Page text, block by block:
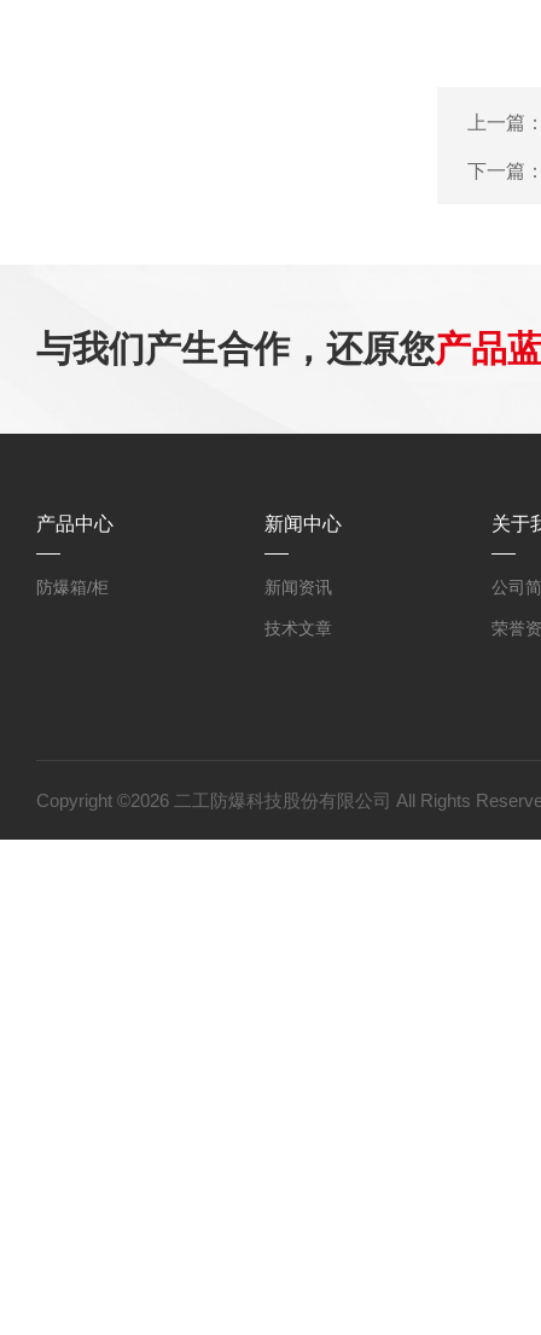
上一篇
下一篇
与我们产生合作，还原您产品
产品中心
防爆箱/柜
新闻中心
新闻资讯
技术文章
关于
公司
荣誉
Copyright ©2026 二工防爆科技股份有限公司 All Rights